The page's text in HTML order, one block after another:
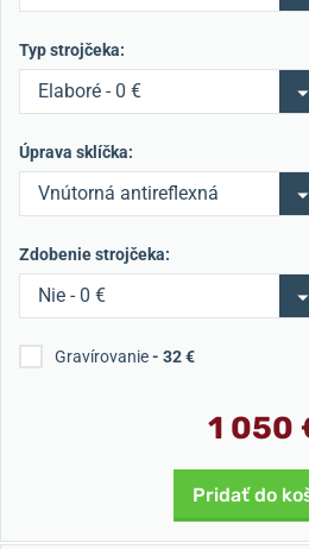
Typ strojčeka:
Elaboré - 0 €
Úprava sklíčka:
Vnútorná antireflexná
úprava - 0 €
Zdobenie strojčeka:
Nie - 0 €
Gravírovanie- 32 €
1 050
Pridať do